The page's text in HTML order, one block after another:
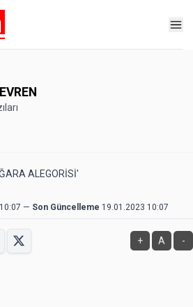
ALEGORİSİ'
— Son Güncelleme 19.01.2023 10:07
+ A -